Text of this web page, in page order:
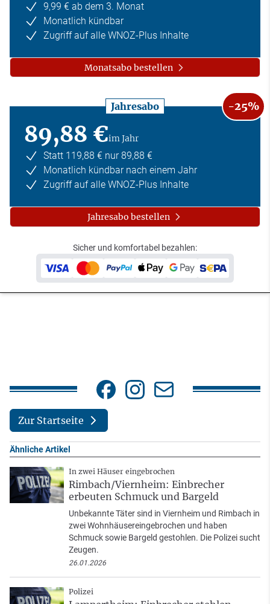
9,99 € ab dem 3. Monat
Monatlich kündbar
Zugriff auf alle WNOZ-Plus Inhalte
Monatsabo bestellen
Jahresabo -25%
89,88 €im Jahr
Statt 119,88 € nur 89,88 €
Monatlich kündbar nach einem Jahr
Zugriff auf alle WNOZ-Plus Inhalte
Jahresabo bestellen
Sicher und komfortabel bezahlen:
Zur Startseite
Ähnliche Artikel
In zwei Häuser eingebrochen
Rimbach/Viernheim: Einbrecher
erbeuten Schmuck und Bargeld
Unbekannte Täter sind in Viernheim und Rimbach in
zwei Wohnhäusereingebrochen und haben
Schmuck sowie Bargeld gestohlen. Die Polizei sucht
Zeugen.
26.01.2026
Polizei